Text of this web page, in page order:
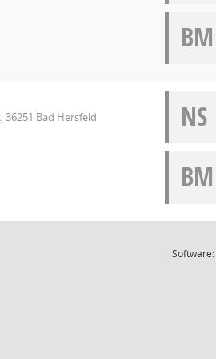
BM
36251 Bad Hersfeld
NS
BM
Software: